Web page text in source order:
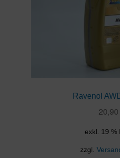
Ravenol
20,90
exkl. 19 %
zzgl.